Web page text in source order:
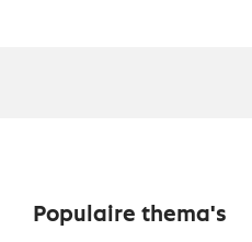
Populaire thema's